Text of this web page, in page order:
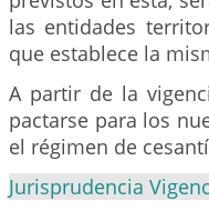
las entidades
que establece la
A partir de la
pactarse para los
el régimen de
Jurisprudencia